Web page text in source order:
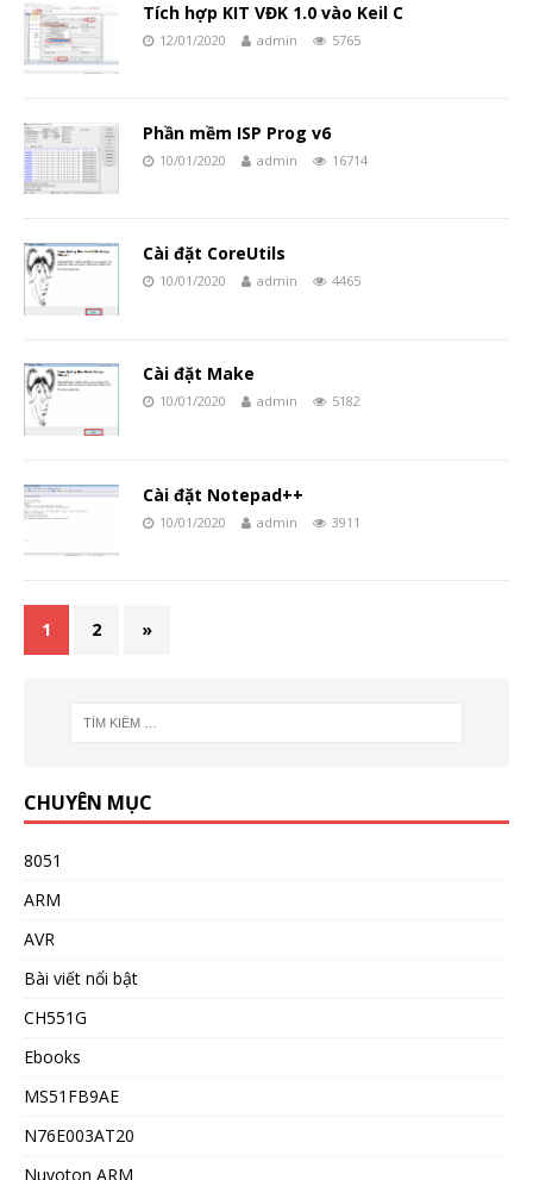
Tích hợp KIT VĐK 1.0 vào Keil C
12/01/2020 admin 5765
Phần mềm ISP Prog v6
10/01/2020 admin 16714
Cài đặt CoreUtils
10/01/2020 admin 4465
Cài đặt Make
10/01/2020 admin 5182
Cài đặt Notepad++
10/01/2020 admin 3911
1 2 »
CHUYÊN MỤC
8051
ARM
AVR
Bài viết nổi bật
CH551G
Ebooks
MS51FB9AE
N76E003AT20
Nuvoton ARM